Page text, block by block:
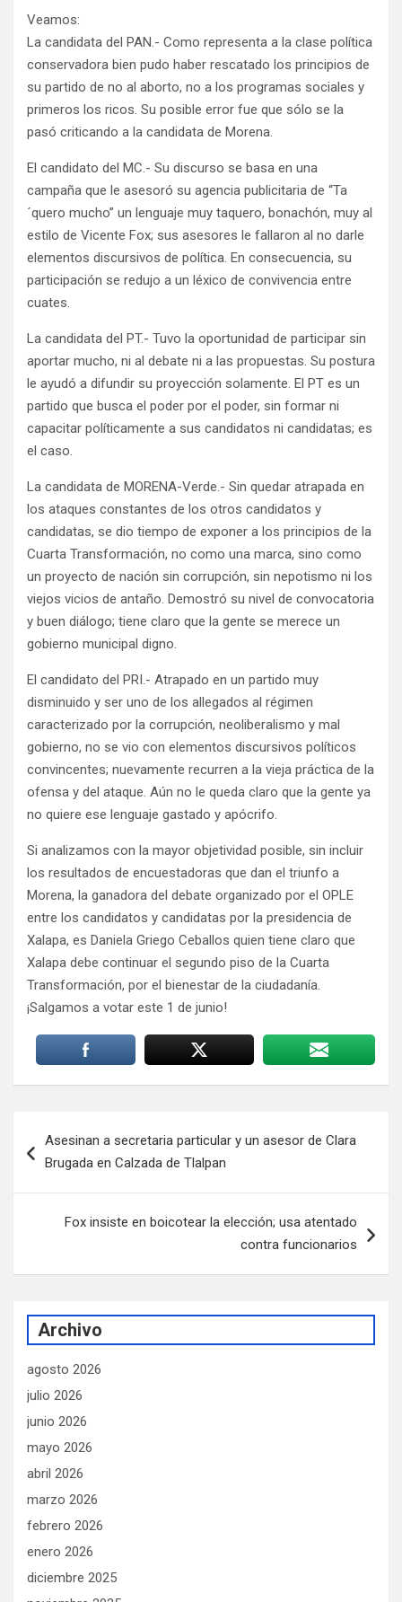
Veamos:
La candidata del PAN.- Como representa a la clase política
conservadora bien pudo haber rescatado los principios de
su partido de no al aborto, no a los programas sociales y
primeros los ricos. Su posible error fue que sólo se la
pasó criticando a la candidata de Morena.
El candidato del MC.- Su discurso se basa en una
campaña que le asesoró su agencia publicitaria de “Ta
´quero mucho” un lenguaje muy taquero, bonachón, muy al
estilo de Vicente Fox; sus asesores le fallaron al no darle
elementos discursivos de política. En consecuencia, su
participación se redujo a un léxico de convivencia entre
cuates.
La candidata del PT.- Tuvo la oportunidad de participar sin
aportar mucho, ni al debate ni a las propuestas. Su postura
le ayudó a difundir su proyección solamente. El PT es un
partido que busca el poder por el poder, sin formar ni
capacitar políticamente a sus candidatos ni candidatas; es
el caso.
La candidata de MORENA-Verde.- Sin quedar atrapada en
los ataques constantes de los otros candidatos y
candidatas, se dio tiempo de exponer a los principios de la
Cuarta Transformación, no como una marca, sino como
un proyecto de nación sin corrupción, sin nepotismo ni los
viejos vicios de antaño. Demostró su nivel de convocatoria
y buen diálogo; tiene claro que la gente se merece un
gobierno municipal digno.
El candidato del PRI.- Atrapado en un partido muy
disminuido y ser uno de los allegados al régimen
caracterizado por la corrupción, neoliberalismo y mal
gobierno, no se vio con elementos discursivos políticos
convincentes; nuevamente recurren a la vieja práctica de la
ofensa y del ataque. Aún no le queda claro que la gente ya
no quiere ese lenguaje gastado y apócrifo.
Si analizamos con la mayor objetividad posible, sin incluir
los resultados de encuestadoras que dan el triunfo a
Morena, la ganadora del debate organizado por el OPLE
entre los candidatos y candidatas por la presidencia de
Xalapa, es Daniela Griego Ceballos quien tiene claro que
Xalapa debe continuar el segundo piso de la Cuarta
Transformación, por el bienestar de la ciudadanía.
¡Salgamos a votar este 1 de junio!
de
Asesinan a secretaria particular y un asesor de Clara
Brugada en Calzada de Tlalpan
Fox insiste en boicotear la elección; usa atentado
contra funcionarios
Archivo
agosto 2026
julio 2026
junio 2026
mayo 2026
abril 2026
marzo 2026
febrero 2026
enero 2026
diciembre 2025